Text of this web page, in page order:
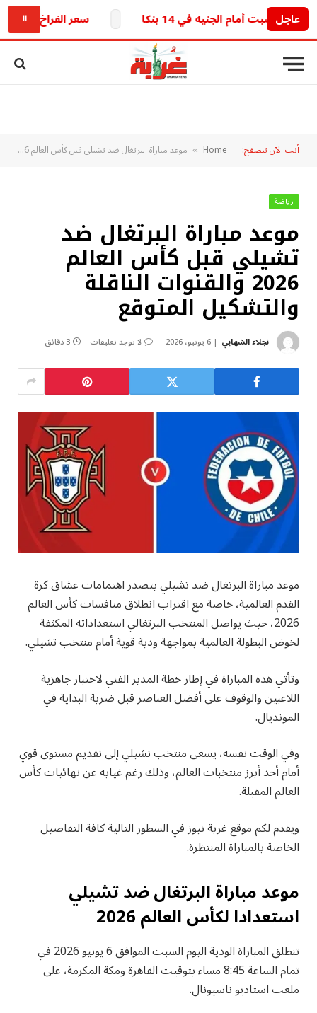
عاجل
أمام الجنيه في 14 بنكا سعر الفراخ والبيض اليوم السبت 8 أغسطس 2026
⏸
أنت الآن تتصفح: Home
» موعد مباراة البرتغال ضد تشيلي قبل كأس العالم 2026 والقنوات الناقلة والتشكيل المتوقع
رياضة
موعد مباراة البرتغال ضد
تشيلي قبل كأس العالم
2026 والقنوات الناقلة
والتشكيل المتوقع
نجلاء الشهابي 6 يونيو، 2026 لا توجد تعليقات 3 دقائق
موعد مباراة البرتغال ضد تشيلي يتصدر اهتمامات عشاق كرة
القدم العالمية، خاصة مع اقتراب انطلاق منافسات كأس العالم
2026، حيث يواصل المنتخب البرتغالي استعداداته المكثفة
لخوض البطولة العالمية بمواجهة ودية قوية أمام منتخب تشيلي.
وتأتي هذه المباراة في إطار خطة المدير الفني لاختبار جاهزية
اللاعبين والوقوف على أفضل العناصر قبل ضربة البداية في
المونديال.
وفي الوقت نفسه، يسعى منتخب تشيلي إلى تقديم مستوى قوي
أمام أحد أبرز منتخبات العالم، وذلك رغم غيابه عن نهائيات كأس
العالم المقبلة.
ويقدم لكم موقع غربة نيوز في السطور التالية كافة التفاصيل
الخاصة بالمباراة المنتظرة.
موعد مباراة البرتغال ضد تشيلي
استعدادا لكأس العالم 2026
تنطلق المباراة الودية اليوم السبت الموافق 6 يونيو 2026 في
تمام الساعة 8:45 مساء بتوقيت القاهرة ومكة المكرمة، على
ملعب استاديو ناسيونال.